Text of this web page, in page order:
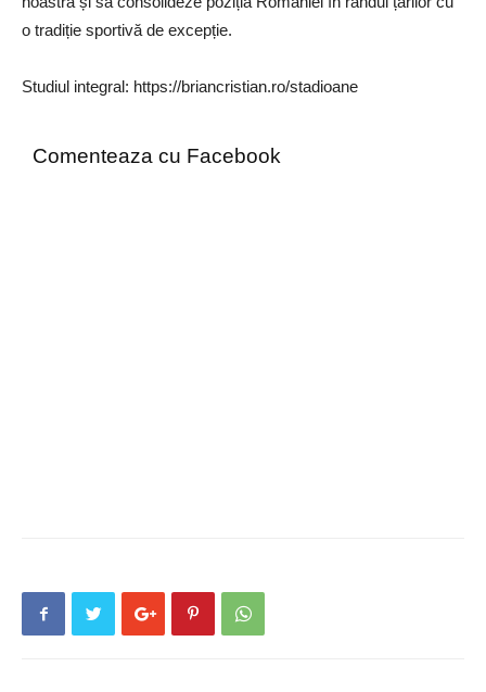
o tradiție sportivă de excepție.
Studiul integral: https://briancristian.ro/stadioane
Comenteaza cu Facebook